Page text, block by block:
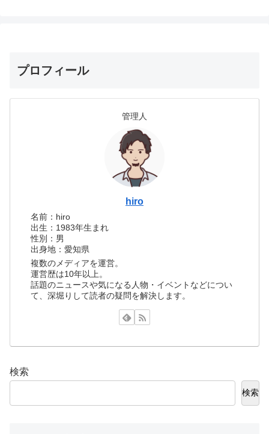
プロフィール
管理人
hiro
名前：hiro
出生：1983年生まれ
性別：男
出身地：愛知県
複数のメディアを運営。
運営歴は10年以上。
話題のニュースや気になる人物・イベントなどについ
て、深堀りして読者の疑問を解決します。
検索
検索